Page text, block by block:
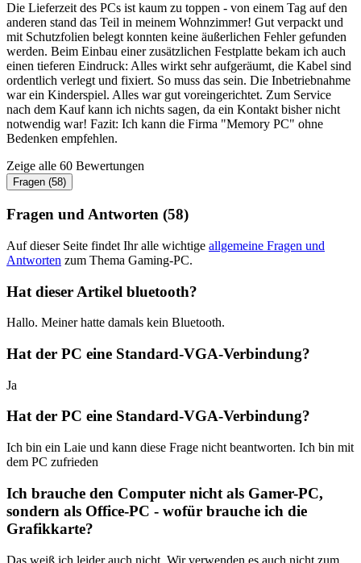
Die Lieferzeit des PCs ist kaum zu toppen - von einem Tag auf den
anderen stand das Teil in meinem Wohnzimmer! Gut verpackt und
mit Schutzfolien belegt konnten keine äußerlichen Fehler gefunden
werden. Beim Einbau einer zusätzlichen Festplatte bekam ich auch
einen tieferen Eindruck: Alles wirkt sehr aufgeräumt, die Kabel sind
ordentlich verlegt und fixiert. So muss das sein. Die Inbetriebnahme
war ein Kinderspiel. Alles war gut voreingerichtet. Zum Service
nach dem Kauf kann ich nichts sagen, da ein Kontakt bisher nicht
notwendig war! Fazit: Ich kann die Firma "Memory PC" ohne
Bedenken empfehlen.
Zeige alle 60 Bewertungen
Fragen (58)
Fragen und Antworten (58)
Auf dieser Seite findet Ihr alle wichtige allgemeine Fragen und
Antworten zum Thema Gaming-PC.
Hat dieser Artikel bluetooth?
Hallo. Meiner hatte damals kein Bluetooth.
Hat der PC eine Standard-VGA-Verbindung?
Ja
Hat der PC eine Standard-VGA-Verbindung?
Ich bin ein Laie und kann diese Frage nicht beantworten. Ich bin mit
dem PC zufrieden
Ich brauche den Computer nicht als Gamer-PC,
sondern als Office-PC - wofür brauche ich die
Grafikkarte?
Das weiß ich leider auch nicht. Wir verwenden es auch nicht zum